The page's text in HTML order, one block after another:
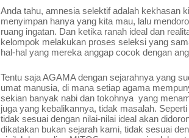
Anda tahu, amnesia selektif adalah kekhasan
menyimpan hanya yang kita mau, lalu
ruang ingatan. Dan ketika ranah ideal dan
kelompok melakukan proses seleksi yang
hal-hal yang mereka anggap cocok dengan
Tentu saja AGAMA dengan sejarahnya yang
umat manusia, di mana setiap agama
sekian banyak nabi dan tokohnya  yang
juga yang kebalikannya, tidak masalah.
tidak sesuai dengan nilai-nilai ideal akan
dikatakan bukan sejarah kami, tidak sesuai